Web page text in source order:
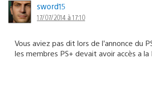
sword15
17/07/2014 à 17:10
Vous aviez pas dit lors de l’annonce du
les membres PS+ devait avoir accès a la